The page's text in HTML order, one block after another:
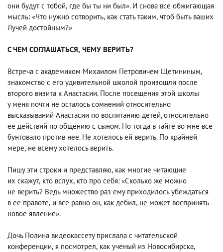
они будут с тобой, где бы ты ни был». И снова все обжигающая
мысль: «Что нужно сотворить, как стать таким, чтоб быть ваших
Лучей достойным?»
С ЧЕМ СОГЛАШАТЬСЯ, ЧЕМУ ВЕРИТЬ?
Встреча с академиком Михаилом Петровичем Щетининым,
знакомство с его удивительной школой произошли после
второго визита к Анастасии. После посещения этой школы
у меня почти не осталось сомнений относительно
высказываний Анастасии по воспитанию детей, относительно
её действий по общению с сыном. Но тогда в тайге во мне всё
бунтовало против нее. Не хотелось ей верить. По крайней
мере, не всему хотелось верить.
Пишу эти строки и представляю, как многие читающие
их скажут, кто вслух, кто про себя: «Сколько же можно
не верить? Ведь множество раз ему приходилось убеждаться
в ее правоте, и все равно он, как дебил, не может воспринять
новое явление».
Дочь Полина видеокассету прислала с читательской
конференции, я посмотрел, как ученый из Новосибирска,